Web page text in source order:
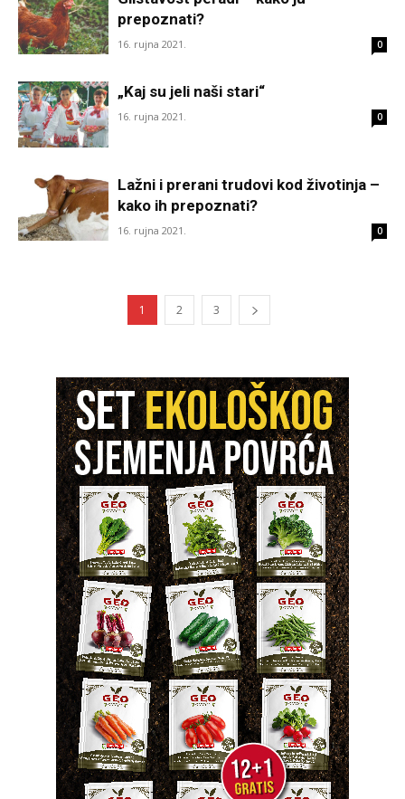
prepoznati?
16. rujna 2021. 0
„Kaj su jeli naši stari“
16. rujna 2021. 0
Lažni i prerani trudovi kod životinja –
kako ih prepoznati?
16. rujna 2021. 0
1 2 3